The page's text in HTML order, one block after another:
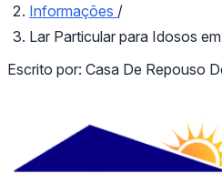
Informações /
Lar Particular para Idosos
Escrito por: Casa De Repouso